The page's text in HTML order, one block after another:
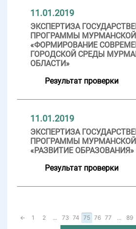
11.01.2019
ЭКСПЕРТИЗА
ПРОГРАММЫ
«ФОРМИРОВАНИЕ
ГОРОДСКОЙ СРЕДЫ
ОБЛАСТИ»
Результат проверки
11.01.2019
ЭКСПЕРТИЗА
ПРОГРАММЫ
«РАЗВИТИЕ ОБРАЗОВАНИЯ»
Результат проверки
← 1 2 ... 73 74 75 76 77 ... 89